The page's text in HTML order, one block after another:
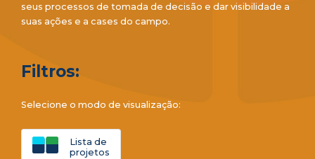
seus processos de tomada de decisão e dar visibilidade a
suas ações e a cases do campo.
Filtros:
Selecione o modo de visualização:
Lista de
projetos